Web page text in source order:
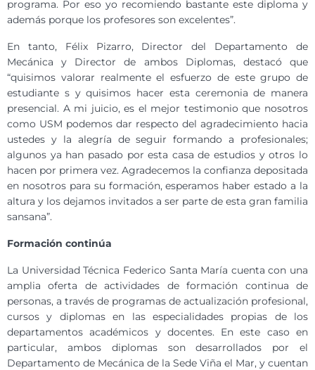
programa. Por eso yo recomiendo bastante este diploma y
además porque los profesores son excelentes”.
En tanto, Félix Pizarro, Director del Departamento de
Mecánica y Director de ambos Diplomas, destacó que
“quisimos valorar realmente el esfuerzo de este grupo de
estudiante s y quisimos hacer esta ceremonia de manera
presencial. A mi juicio, es el mejor testimonio que nosotros
como USM podemos dar respecto del agradecimiento hacia
ustedes y la alegría de seguir formando a profesionales;
algunos ya han pasado por esta casa de estudios y otros lo
hacen por primera vez. Agradecemos la confianza depositada
en nosotros para su formación, esperamos haber estado a la
altura y los dejamos invitados a ser parte de esta gran familia
sansana”.
Formación continúa
La Universidad Técnica Federico Santa María cuenta con una
amplia oferta de actividades de formación continua de
personas, a través de programas de actualización profesional,
cursos y diplomas en las especialidades propias de los
departamentos académicos y docentes. En este caso en
particular, ambos diplomas son desarrollados por el
Departamento de Mecánica de la Sede Viña el Mar, y cuentan